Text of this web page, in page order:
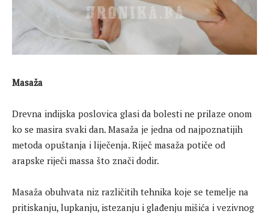
Masaža
Drevna indijska poslovica glasi da bolesti ne prilaze onom
ko se masira svaki dan. Masaža je jedna od najpoznatijih
metoda opuštanja i liječenja. Riječ masaža potiče od
arapske riječi massa što znači dodir.
Masaža obuhvata niz različitih tehnika koje se temelje na
pritiskanju, lupkanju, istezanju i glađenju mišića i vezivnog